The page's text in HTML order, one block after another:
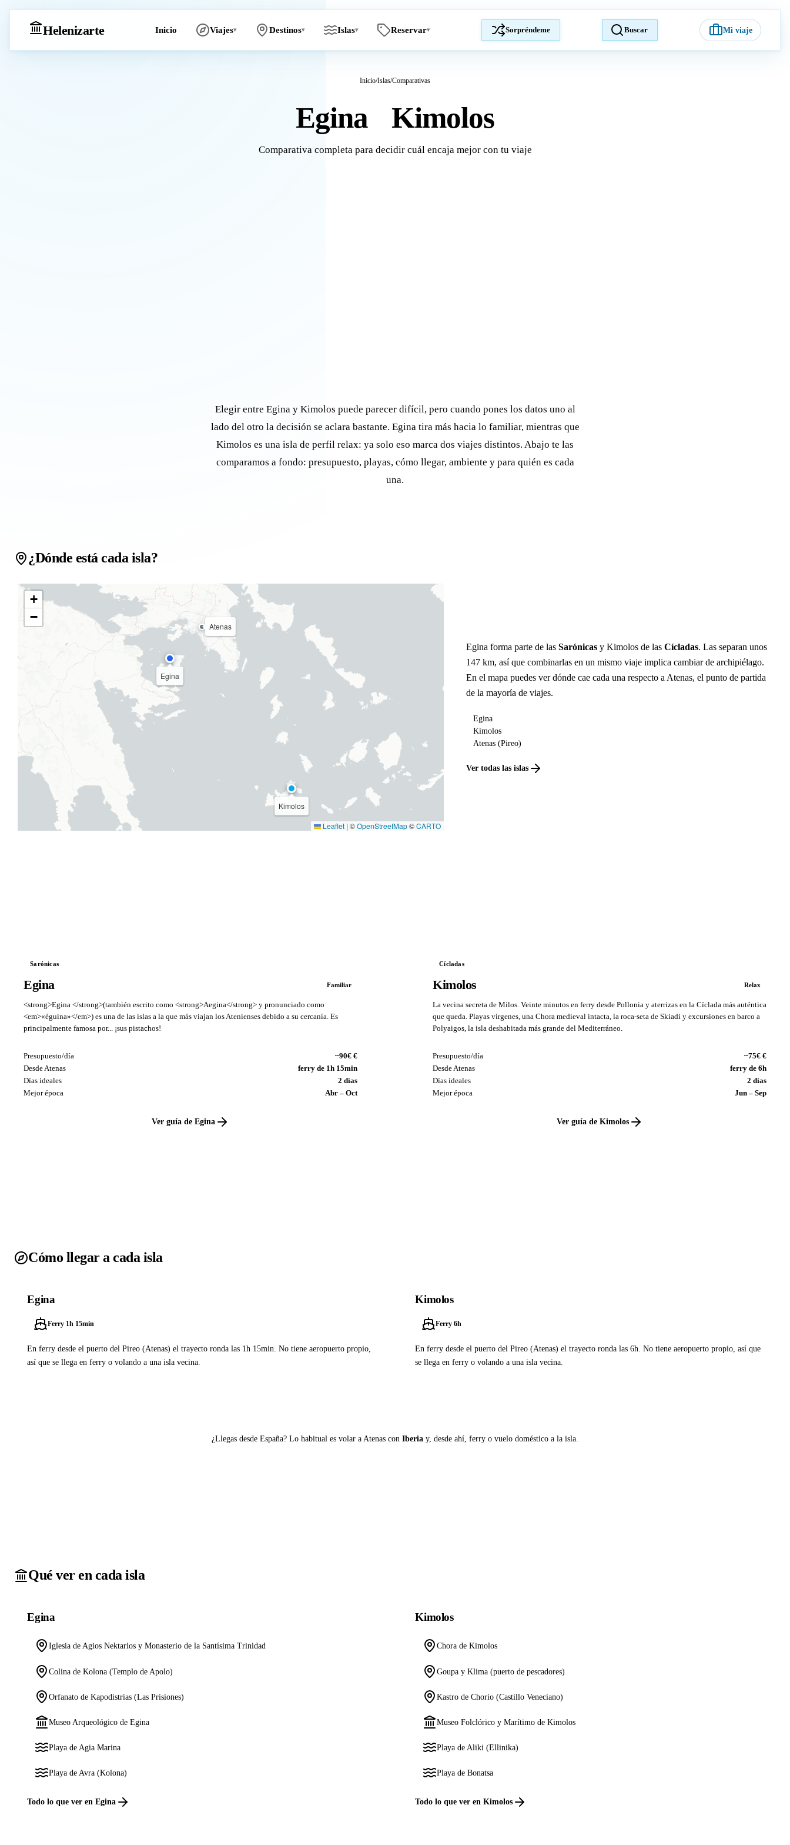
Helenizarte Inicio Viajes▾ Destinos▾ Islas▾ Reservar▾ Sorpréndeme Buscar Mi viaje
Inicio/Islas/Comparativas
Egina Kimolos
Comparativa completa para decidir cuál encaja mejor con tu viaje
Elegir entre Egina y Kimolos puede parecer difícil, pero cuando pones los datos uno al
lado del otro la decisión se aclara bastante. Egina tira más hacia lo familiar, mientras que
Kimolos es una isla de perfil relax: ya solo eso marca dos viajes distintos. Abajo te las
comparamos a fondo: presupuesto, playas, cómo llegar, ambiente y para quién es cada
una.
¿Dónde está cada isla?
Egina
Kimolos
Atenas
+
−
Leaflet | ©OpenStreetMap©CARTO
Egina forma parte de lasSarónicas y Kimolos de lasCícladas. Las separan unos
147 km, así que combinarlas en un mismo viaje implica cambiar de archipiélago.
En el mapa puedes ver dónde cae cada una respecto a Atenas, el punto de partida
de la mayoría de viajes.
Egina
Kimolos
Atenas (Pireo)
Ver todas las islas
Sarónicas
Egina Familiar
<strong>Egina </strong>(también escrito como <strong>Aegina</strong> y pronunciado como
<em>«éguina»</em>) es una de las islas a la que más viajan los Atenienses debido a su cercanía. Es
principalmente famosa por... ¡sus pistachos!
Presupuesto/día
~90€ €
Desde Atenas
ferry de 1h 15min
Días ideales
2 días
Mejor época
Abr – Oct
Ver guía de Egina
Cícladas
Kimolos Relax
La vecina secreta de Milos. Veinte minutos en ferry desde Pollonia y aterrizas en la Cíclada más auténtica
que queda. Playas vírgenes, una Chora medieval intacta, la roca-seta de Skiadi y excursiones en barco a
Polyaigos, la isla deshabitada más grande del Mediterráneo.
Presupuesto/día
~75€ €
Desde Atenas
ferry de 6h
Días ideales
2 días
Mejor época
Jun – Sep
Ver guía de Kimolos
Cómo llegar a cada isla
Egina
Ferry 1h 15min
En ferry desde el puerto del Pireo (Atenas) el trayecto ronda las 1h 15min. No tiene aeropuerto propio,
así que se llega en ferry o volando a una isla vecina.
Kimolos
Ferry 6h
En ferry desde el puerto del Pireo (Atenas) el trayecto ronda las 6h. No tiene aeropuerto propio, así que
se llega en ferry o volando a una isla vecina.
¿Llegas desde España? Lo habitual es volar a Atenas con Iberia y, desde ahí, ferry o vuelo doméstico a la isla.
Qué ver en cada isla
Egina
Iglesia de Agios Nektarios y Monasterio de la Santísima Trinidad
Colina de Kolona (Templo de Apolo)
Orfanato de Kapodistrias (Las Prisiones)
Museo Arqueológico de Egina
Playa de Agia Marina
Playa de Avra (Kolona)
Todo lo que ver en Egina
Kimolos
Chora de Kimolos
Goupa y Klima (puerto de pescadores)
Kastro de Chorio (Castillo Veneciano)
Museo Folclórico y Marítimo de Kimolos
Playa de Aliki (Ellinika)
Playa de Bonatsa
Todo lo que ver en Kimolos